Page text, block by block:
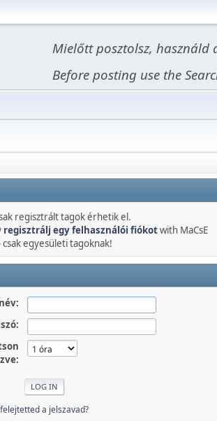
Mielőtt posztolsz, használd
Before posting use the
regisztrált tagok érhetik el.
regisztrálj egy felhasználói fiókotwith MaCsE
egyesületi tagoknak!
a jelszavad?